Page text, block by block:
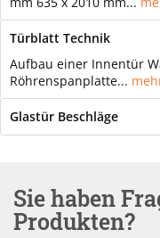
Türblatt Technik
Aufbau einer Innentür
Röhrenspanplatte...
Glastür Beschläge
Sie haben
Produkten?